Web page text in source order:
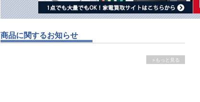
商品に関するお知らせ
>もっと見る